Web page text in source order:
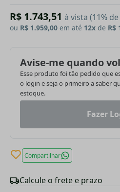
R$ 1.743,51 à vista (11%
ou R$ 1.959,00 em até 12x de R$
Avise-me quando
Esse produto foi tão pedido que
o login e seja o primeiro a saber
estoque.
Fazer
Compartilhar
Calcule o frete e prazo